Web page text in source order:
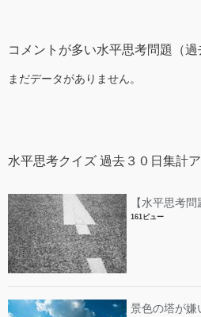
コメントが多い水平思考問題（過
まだデータがありません。
水平思考クイズ 過去３０日集計
【水平思考
161ビュー
景色の塔が嫌